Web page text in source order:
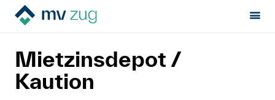
Mietrecht
Mietzinsdepot / Kaution
Mietzinsdepot /
Kaution